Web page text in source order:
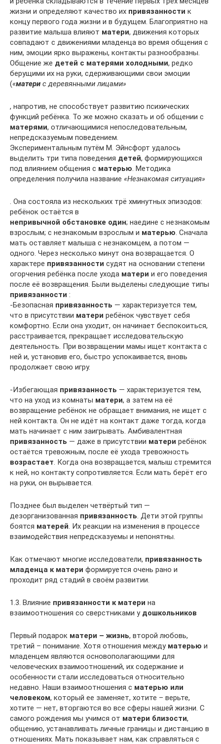
жизни и определяют качество их привязанности к
концу первого года жизни и в будущем. Благоприятно на
развитие малыша влияют матери, движения которых
совпадают с движениями младенца во время общения с
ним, эмоции ярко выражены, контакты разнообразны.
Общение же детей с матерями холодными, редко
берущими их на руки, сдерживающими свои эмоции
(«матери с деревянными лицами»
, напротив, не способствует развитию психических
функций ребёнка. То же можно сказать и об общении с
матерями, отличающимися непоследовательным,
непредсказуемым поведением.
Экспериментальным путём М. Эйнсфорт удалось
выделить три типа поведения детей, формирующихся
под влиянием общения с матерью. Методика
определения получила название «Незнакомая ситуация»
. Она состояла из нескольких трё хминутных эпизодов:
ребёнок остаётся в
непривычной обстановке один; наедине с незнакомым
взрослым; с незнакомым взрослым и матерью. Сначала
мать оставляет малыша с незнакомцем, а потом —
одного. Через несколько минут она возвращается. О
характере привязанности судят на основании степени
огорчения ребёнка после ухода матери и его поведения
после её возвращения. Были выделены следующие типы
привязанности :
-Безопасная привязанность — характеризуется тем,
что в присутствии матери ребёнок чувствует себя
комфортно. Если она уходит, он начинает беспокоиться,
расстраивается, прекращает исследовательскую
деятельность. При возвращении мамы ищет контакта с
ней и, установив его, быстро успокаивается, вновь
продолжает свою игру.
-Избегающая привязанность — характеризуется тем,
что на уход из комнаты матери, а затем на её
возвращение ребёнок не обращает внимания, не ищет с
ней контакта. Он не идёт на контакт даже тогда, когда
мать начинает с ним заигрывать. Амбивалентная
привязанность — даже в присутствии матери ребёнок
остаётся тревожным, после её ухода тревожность
возрастает. Когда она возвращается, малыш стремится
к ней, но контакту сопротивляется. Если мать берёт его
на руки, он вырывается.
Позднее был выделен четвёртый тип —
дезорганизованная привязанность. Дети этой группы
боятся матерей. Их реакции на изменения в процессе
взаимодействия непредсказуемы и непонятны.
Как отмечают многие исследователи, привязанность
младенца к матери формируется очень рано и
проходит ряд стадий в своём развитии.
1.3. Влияние привязанности к матери на
взаимоотношения со сверстниками у дошкольников
Первый подарок матери – жизнь, второй любовь,
третий – понимание. Хотя отношения между матерью и
младенцем являются основополагающими для
человеческих взаимоотношений, их содержание и
особенности стали исследоваться относительно
недавно. Наши взаимоотношения с матерью или
человеком, который ее заменяет, хотите – верьте,
хотите — нет, вторгаются во все сферы нашей жизни. С
самого рождения мы учимся от матери близости,
общению, устанавливать личные границы и дистанцию в
отношениях. Мать показывает нам, как справляться с